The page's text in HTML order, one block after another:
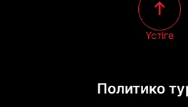
Политико
Үстіге